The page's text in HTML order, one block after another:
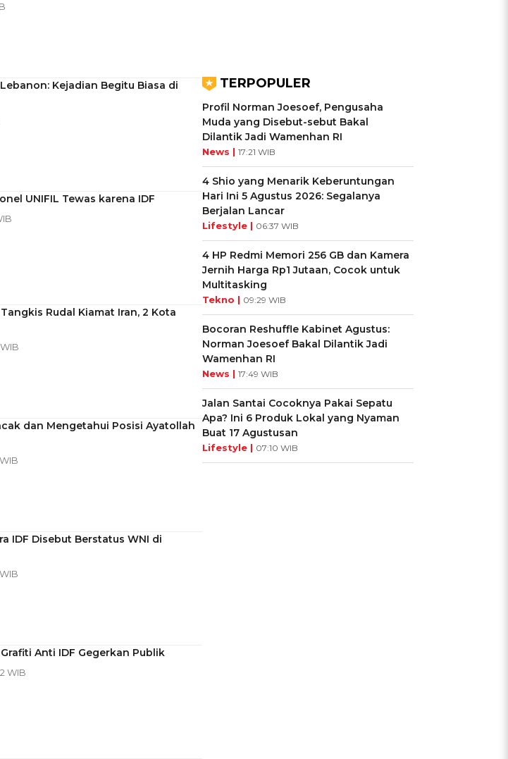
Kejadian Begitu Biasa di
UNIFIL Tewas karena IDF
Rudal Kiamat Iran, 2 Kota
dan Mengetahui Posisi Ayatollah
IDF Disebut Berstatus WNI di
Anti IDF Gegerkan Publik
WIB
TERPOPULER
Profil Norman Joesoef, Pengusaha
Muda yang Disebut-sebut Bakal
Dilantik Jadi Wamenhan RI
News | 17:21 WIB
4 Shio yang Menarik Keberuntungan
Hari Ini 5 Agustus 2026: Segalanya
Berjalan Lancar
Lifestyle | 06:37 WIB
4 HP Redmi Memori 256 GB dan Kamera
Jernih Harga Rp1 Jutaan, Cocok untuk
Multitasking
Tekno | 09:29 WIB
Bocoran Reshuffle Kabinet Agustus:
Norman Joesoef Bakal Dilantik Jadi
Wamenhan RI
News | 17:49 WIB
Jalan Santai Cocoknya Pakai Sepatu
Apa? Ini 6 Produk Lokal yang Nyaman
Buat 17 Agustusan
Lifestyle | 07:10 WIB